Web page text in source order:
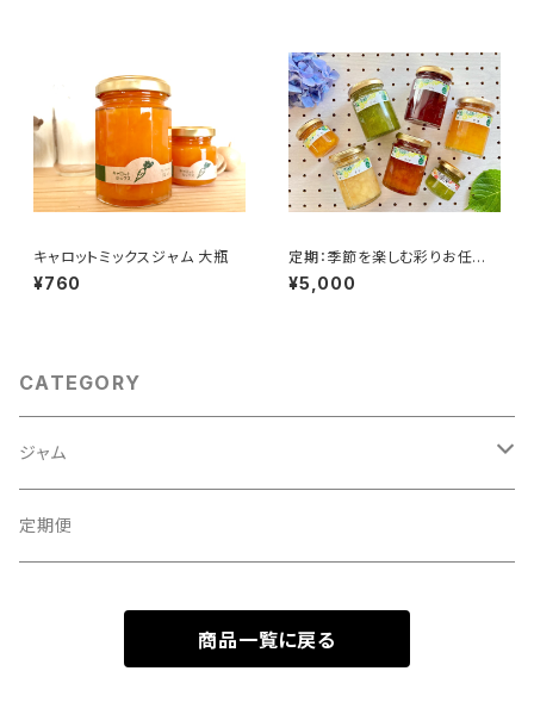
キャロットミックスジャム 大瓶
¥760
定期：季節を楽しむ彩りお任せ
セット:大瓶６本
¥5,000
CATEGORY
ジャム
ギフトセット
定期便
商品一覧に戻る